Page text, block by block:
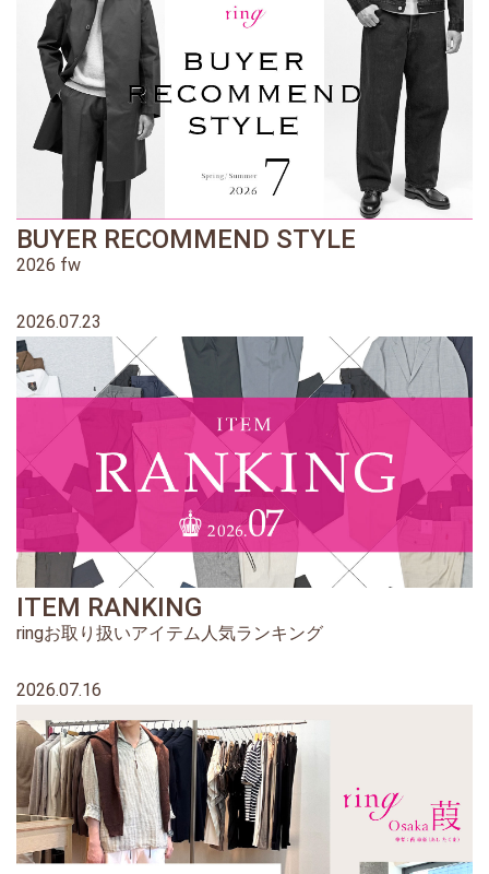
BUYER RECOMMEND STYLE
2026 fw
2026.07.23
ITEM RANKING
ringお取り扱いアイテム人気ランキング
2026.07.16